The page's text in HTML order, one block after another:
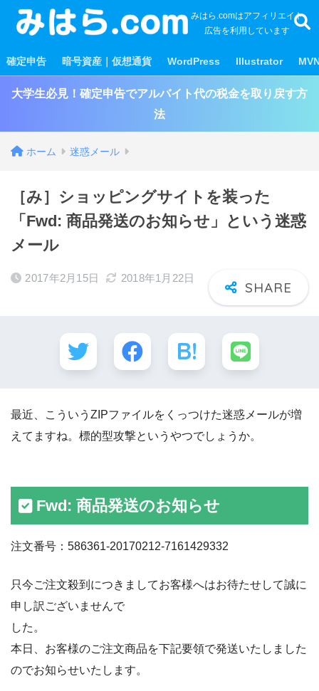
みはら.comはアフィリエイト
広告を利用しています
確定申告 暗号資産｜仮想通貨 WordPress Illustrator
大学生必見！確定申告でアルバイト代の税金を取り戻す方
法
ホーム 迷惑メール
［み］ショッピングサイトを装った
「Fwd: 商品発送のお知らせ」という迷惑
メール
2017年2月15日 2018年1月22日
最近、こういうZIPファイルをくっつけた迷惑メールが増
えてますね。標的型攻撃というやつでしょうか。
Fwd: 商品発送のお知らせ
注文番号：586361-20170212-7161429332
只今ご注文殺到につきましてお客様へはお待たせして誠に
申し訳ございませんで
した。
本日、お客様のご注文商品を下記要領で発送いたしました
のでお知らせいたします。